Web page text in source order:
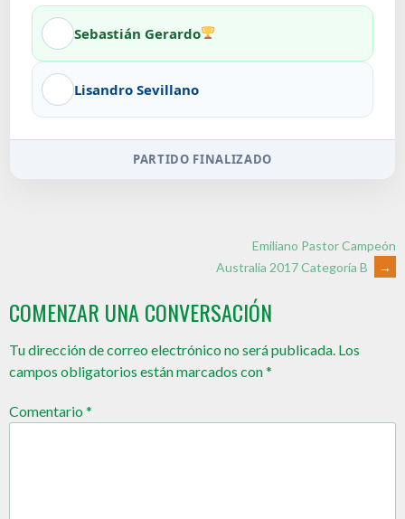
Sebastián Gerardo
Lisandro Sevillano
PARTIDO FINALIZADO
Emiliano Pastor Campeón
Australia 2017 Categoría B
→
COMENZAR UNA CONVERSACIÓN
Tu dirección de correo electrónico no será publicada. Los
campos obligatorios están marcados con*
Comentario*